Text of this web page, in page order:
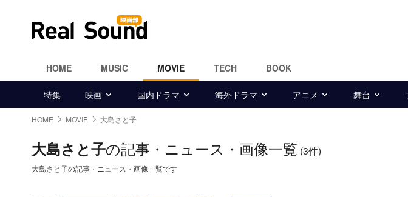
HOME MUSIC MOVIE TECH BOOK
特集 映画 国内ドラマ 海外ドラマ アニメ 舞台
HOME MOVIE 大島さと子
大島さと子の記事・ニュース・画像一覧 (3件)
大島さと子の記事・ニュース・画像一覧です